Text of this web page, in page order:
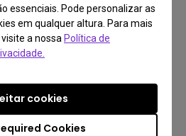
essenciais. Pode personalizar as
em qualquer altura. Para mais
a nossa Política de
Cookies
cookies
pergunta?